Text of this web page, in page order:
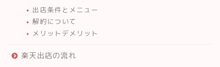
出店条件とメニュー
解約について
メリットデメリット
楽天出店の流れ